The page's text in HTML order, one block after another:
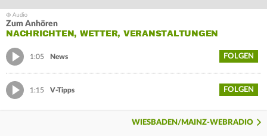
Zum Anhören
NACHRICHTEN, WETTER, VERANSTALTUNGEN
1:05 News FOLGEN
1:15 V-Tipps FOLGEN
WIESBADEN/MAINZ-WEBRADIO